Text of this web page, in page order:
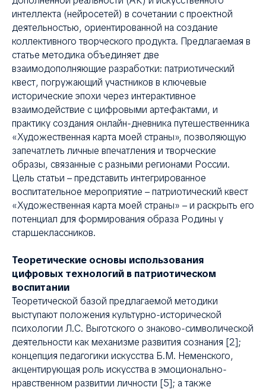
интеллекта (нейросетей) в сочетании с проектной
деятельностью, ориентированной на создание
коллективного творческого продукта. Предлагаемая в
статье методика объединяет две
взаимодополняющие разработки: патриотический
квест, погружающий участников в ключевые
исторические эпохи через интерактивное
взаимодействие с цифровыми артефактами, и
практику создания онлайн-дневника путешественника
«Художественная карта моей страны», позволяющую
запечатлеть личные впечатления и творческие
образы, связанные с разными регионами России.
Цель статьи – представить интегрированное
воспитательное мероприятие – патриотический квест
«Художественная карта моей страны» – и раскрыть его
потенциал для формирования образа Родины у
старшеклассников.
Теоретические основы использования
цифровых технологий в патриотическом
воспитании
Теоретической базой предлагаемой методики
выступают положения культурно-исторической
психологии Л.С. Выготского о знаково-символической
деятельности как механизме развития сознания [2];
концепция педагогики искусства Б.М. Неменского,
акцентирующая роль искусства в эмоционально-
нравственном развитии личности [5]; а также